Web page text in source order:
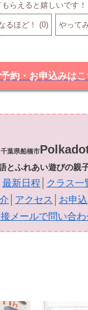
らえると嬉しいです！
るほど！ (0) やって
約・お申込みはこ
千葉県船橋市
とふれあい遊びの親
最新日程 クラス一
アクセス
お申
メールで問い合わ